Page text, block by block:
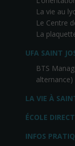
La vie au
Le Centre
La
UFA SAINT
BTS
alternance)
LA VIE À
ÉCOLE
INFOS